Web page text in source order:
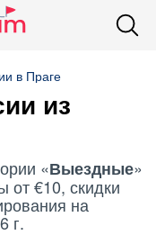
в Праге
из
«Выездные»
от €10, скидки
на
г.